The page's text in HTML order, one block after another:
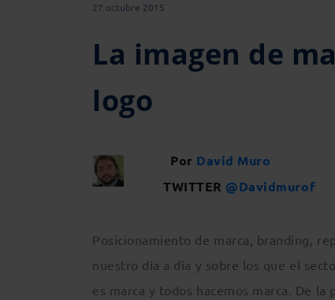
27 octubre 2015
La imagen de
logo
Por David Muro
TWITTER @Davidmurof
Posicionamiento de marca, branding,
nuestro día a día y sobre los que el
es marca y todos hacemos marca. De